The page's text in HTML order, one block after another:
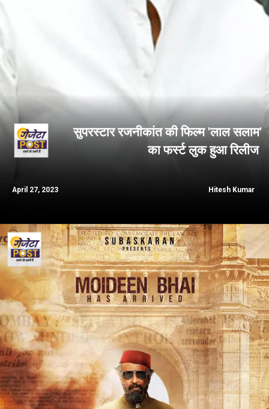
सुपरस्टार रजनीकांत की फिल्म 'लाल सलाम'
का फर्स्ट लुक हुआ रिलीज
April 27, 2023 Hitesh Kumar